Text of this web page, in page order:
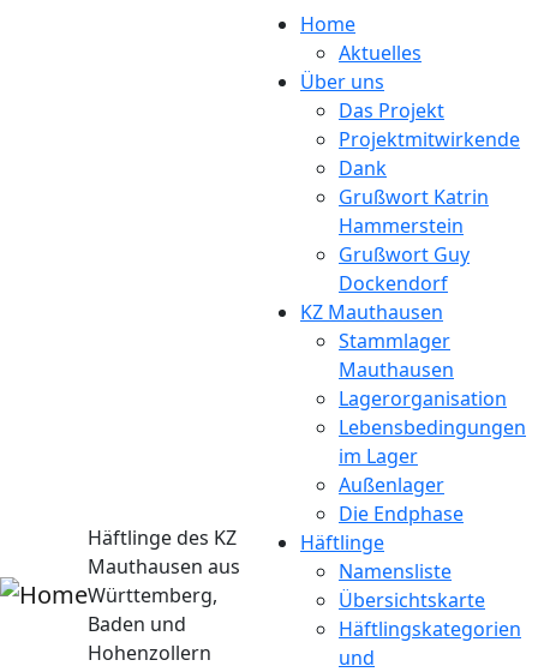
Häftlinge des KZ
Mauthausen aus
Württemberg,
Baden und
Hohenzollern
Home
Aktuelles
Über uns
Das Projekt
Projektmitwirkende
Dank
Grußwort Katrin
Hammerstein
Grußwort Guy
Dockendorf
KZ Mauthausen
Stammlager
Mauthausen
Lagerorganisation
Lebensbedingungen
im Lager
Außenlager
Die Endphase
Häftlinge
Namensliste
Übersichtskarte
Häftlingskategorien
und